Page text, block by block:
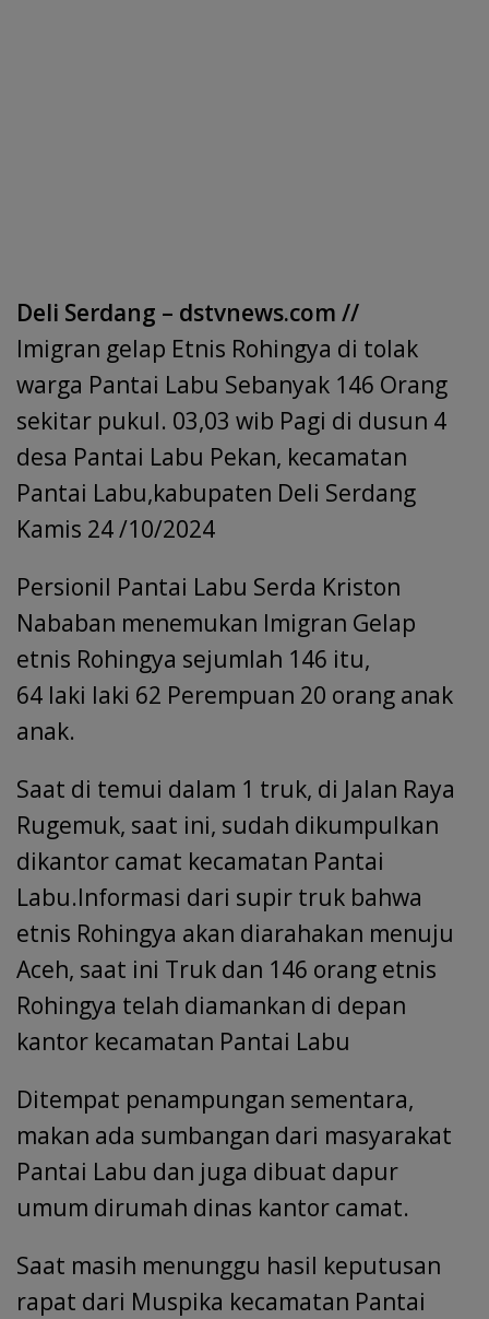
Deli Serdang – dstvnews.com //
Imigran gelap Etnis Rohingya di tolak
warga Pantai Labu Sebanyak 146 Orang
sekitar pukul. 03,03 wib Pagi di dusun 4
desa Pantai Labu Pekan, kecamatan
Pantai Labu,kabupaten Deli Serdang
Kamis 24 /10/2024
Persionil Pantai Labu Serda Kriston
Nababan menemukan Imigran Gelap
etnis Rohingya sejumlah 146 itu,
64 laki laki 62 Perempuan 20 orang anak
anak.
Saat di temui dalam 1 truk, di Jalan Raya
Rugemuk, saat ini, sudah dikumpulkan
dikantor camat kecamatan Pantai
Labu.Informasi dari supir truk bahwa
etnis Rohingya akan diarahakan menuju
Aceh, saat ini Truk dan 146 orang etnis
Rohingya telah diamankan di depan
kantor kecamatan Pantai Labu
Ditempat penampungan sementara,
makan ada sumbangan dari masyarakat
Pantai Labu dan juga dibuat dapur
umum dirumah dinas kantor camat.
Saat masih menunggu hasil keputusan
rapat dari Muspika kecamatan Pantai